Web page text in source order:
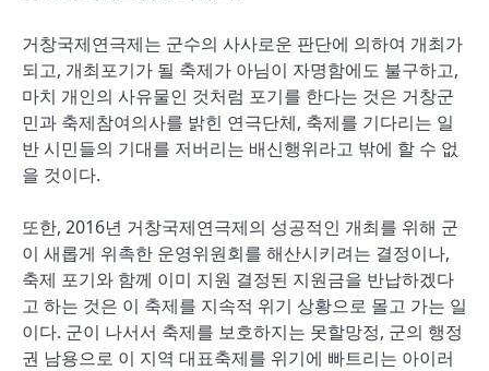
거창국제연극제는 군수의 사사로운 판단에 의하여 개최가
되고, 개최포기가 될 축제가 아님이 자명함에도 불구하고,
마치 개인의 사유물인 것처럼 포기를 한다는 것은 거창군
민과 축제참여의사를 밝힌 연극단체, 축제를 기다리는 일
반 시민들의 기대를 저버리는 배신행위라고 밖에 할 수 없
을 것이다.
또한, 2016년 거창국제연극제의 성공적인 개최를 위해 군
이 새롭게 위촉한 운영위원회를 해산시키려는 결정이나,
축제 포기와 함께 이미 지원 결정된 지원금을 반납하겠다
고 하는 것은 이 축제를 지속적 위기 상황으로 몰고 가는 일
이다. 군이 나서서 축제를 보호하지는 못할망정, 군의 행정
권 남용으로 이 지역 대표축제를 위기에 빠트리는 아이러